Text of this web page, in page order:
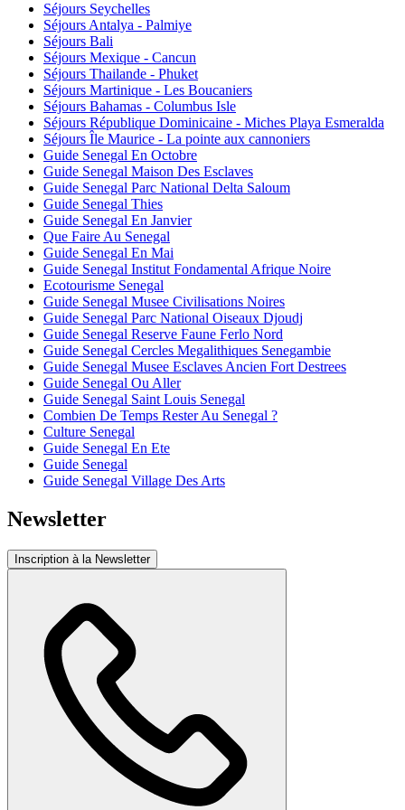
Séjours Seychelles
Séjours Antalya - Palmiye
Séjours Bali
Séjours Mexique - Cancun
Séjours Thailande - Phuket
Séjours Martinique - Les Boucaniers
Séjours Bahamas - Columbus Isle
Séjours République Dominicaine - Miches Playa Esmeralda
Séjours Île Maurice - La pointe aux cannoniers
Guide Senegal En Octobre
Guide Senegal Maison Des Esclaves
Guide Senegal Parc National Delta Saloum
Guide Senegal Thies
Guide Senegal En Janvier
Que Faire Au Senegal
Guide Senegal En Mai
Guide Senegal Institut Fondamental Afrique Noire
Ecotourisme Senegal
Guide Senegal Musee Civilisations Noires
Guide Senegal Parc National Oiseaux Djoudj
Guide Senegal Reserve Faune Ferlo Nord
Guide Senegal Cercles Megalithiques Senegambie
Guide Senegal Musee Esclaves Ancien Fort Destrees
Guide Senegal Ou Aller
Guide Senegal Saint Louis Senegal
Combien De Temps Rester Au Senegal ?
Culture Senegal
Guide Senegal En Ete
Guide Senegal
Guide Senegal Village Des Arts
Newsletter
Inscription à la Newsletter